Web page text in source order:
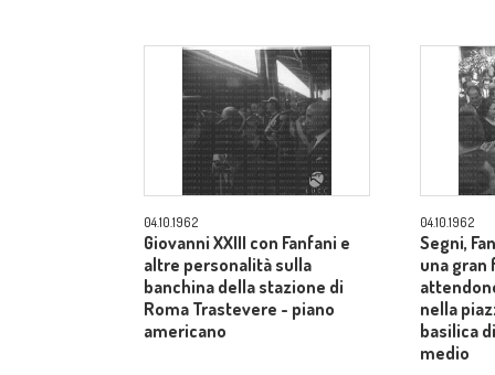
04.10.1962
Giovanni XXIII con Fanfani e
altre personalità sulla
banchina della stazione di
Roma Trastevere - piano
americano
04.10.1962
Segni,
una gran
nella
basilica
medio